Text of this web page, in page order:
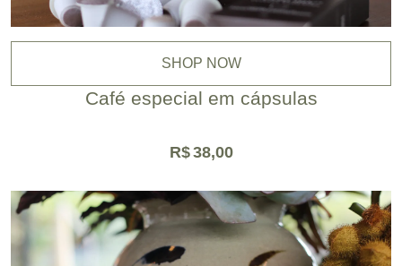
SHOP NOW
Café especial em cápsulas
R$38,00